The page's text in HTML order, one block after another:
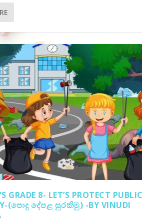
GRADE 8- LET’S PROTECT PUBLIC
(පොදු දේපළ සුරකිමු) -BY VINUDI